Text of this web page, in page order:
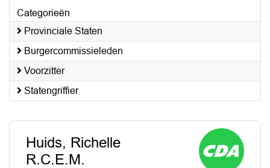
Categorieën
Provinciale Staten
Burgercommissieleden
Voorzitter
Statengriffier
Huids, Richelle
R.C.E.M.